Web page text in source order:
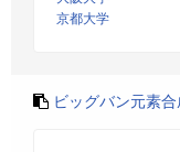
京都大学
ビッグバン元素